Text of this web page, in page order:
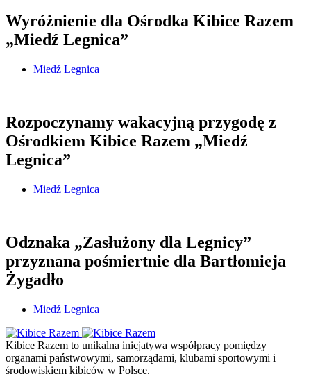
Wyróżnienie dla Ośrodka Kibice Razem
„Miedź Legnica”
Miedź Legnica
Rozpoczynamy wakacyjną przygodę z
Ośrodkiem Kibice Razem „Miedź
Legnica”
Miedź Legnica
Odznaka „Zasłużony dla Legnicy”
przyznana pośmiertnie dla Bartłomieja
Żygadło
Miedź Legnica
Kibice Razem to unikalna inicjatywa współpracy pomiędzy
organami państwowymi, samorządami, klubami sportowymi i
środowiskiem kibiców w Polsce.